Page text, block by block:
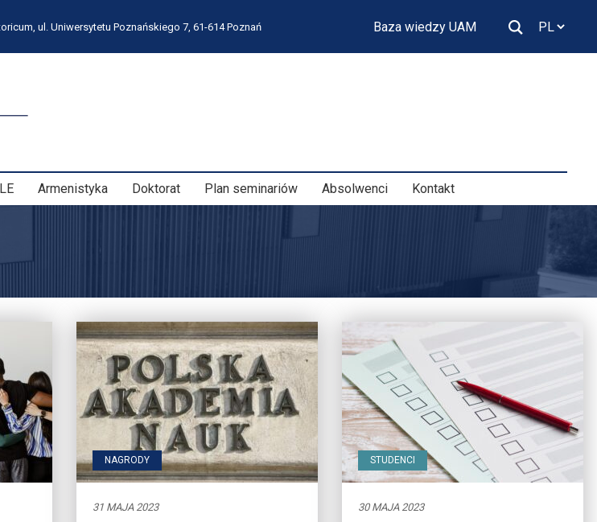
ul. Uniwersytetu Poznańskiego 7, 61-614 Poznań Baza wiedzy UAM
Armenistyka Doktorat Plan seminariów Absolwenci Kontakt
NAGRODY
31 MAJA 2023
STUDENCI
30 MAJA 2023